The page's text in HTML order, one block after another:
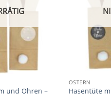
und Ohren –
OSTERN
Hasentüte